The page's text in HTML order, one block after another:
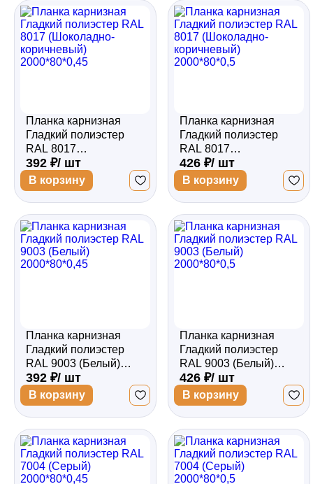
Планка карнизная
Гладкий полиэстер
RAL 8017
(Шоколадно-
коричневый)
2000*80*0,45
392 ₽/ шт
В корзину
Планка карнизная
Гладкий полиэстер
RAL 8017
(Шоколадно-
коричневый)
2000*80*0,5
426 ₽/ шт
В корзину
Планка карнизная
Гладкий полиэстер
RAL 9003 (Белый)
2000*80*0,45
392 ₽/ шт
В корзину
Планка карнизная
Гладкий полиэстер
RAL 9003 (Белый)
2000*80*0,5
426 ₽/ шт
В корзину